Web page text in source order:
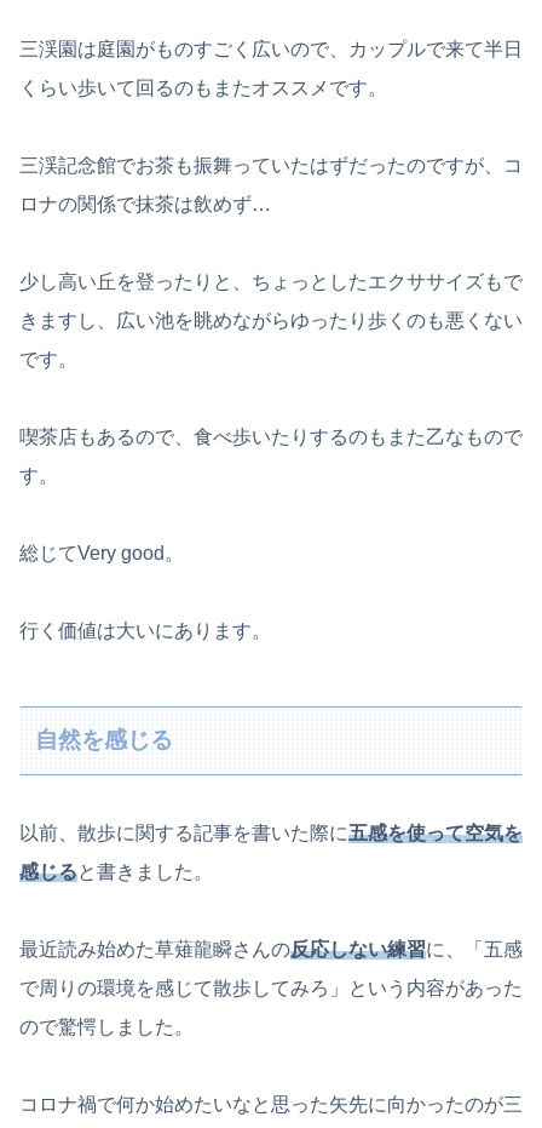
三渓園は庭園がものすごく広いので、カップルで来て半日
くらい歩いて回るのもまたオススメです。
三渓記念館でお茶も振舞っていたはずだったのですが、コ
ロナの関係で抹茶は飲めず…
少し高い丘を登ったりと、ちょっとしたエクササイズもで
きますし、広い池を眺めながらゆったり歩くのも悪くない
です。
喫茶店もあるので、食べ歩いたりするのもまた乙なもので
す。
総じてVery good。
行く価値は大いにあります。
自然を感じる
以前、散歩に関する記事を書いた際に五感を使って空気を
感じると書きました。
最近読み始めた草薙龍瞬さんの反応しない練習に、「五感
で周りの環境を感じて散歩してみろ」という内容があった
ので驚愕しました。
コロナ禍で何か始めたいなと思った矢先に向かったのが三